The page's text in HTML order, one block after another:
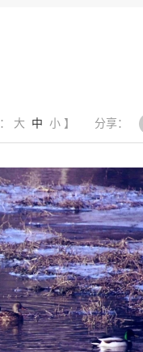
大 中 小】 分享：